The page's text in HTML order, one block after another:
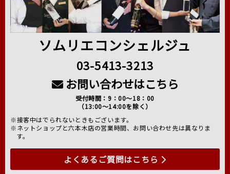
ソムリエコンシェルジュ
03-5413-3213
お問い合わせはこちら
受付時間：9：00～18：00
（13:00～14:00を除く）
※接客中はでられないときもございます。
※ネットショップと六本木店の営業時間、お問い合わせ先は異なりま
す。
よくあるご質問はこちら